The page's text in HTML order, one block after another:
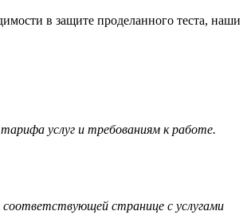
в защите проделанного теста, наши
услуг и требованиям к работе.
странице с услугами